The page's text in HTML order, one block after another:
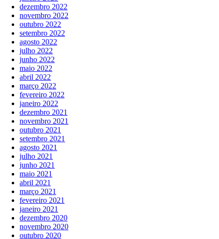
dezembro 2022
novembro 2022
outubro 2022
setembro 2022
agosto 2022
julho 2022
junho 2022
maio 2022
abril 2022
março 2022
fevereiro 2022
janeiro 2022
dezembro 2021
novembro 2021
outubro 2021
setembro 2021
agosto 2021
julho 2021
junho 2021
maio 2021
abril 2021
março 2021
fevereiro 2021
janeiro 2021
dezembro 2020
novembro 2020
outubro 2020